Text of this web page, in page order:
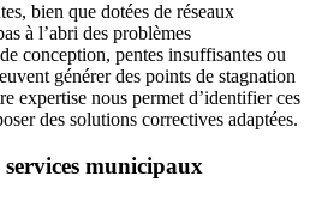
bien que dotées de réseaux
à l’abri des problèmes
conception, pentes insuffisantes ou
générer des points de stagnation
expertise nous permet d’identifier ces
des solutions correctives adaptées.
municipaux